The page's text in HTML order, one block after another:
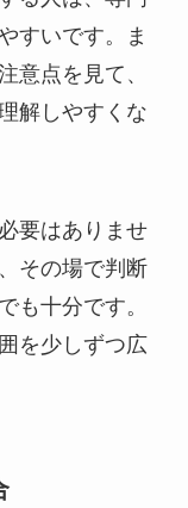
すいです。ま
意点を見て、
解しやすくな
要はありませ
その場で判断
も十分です。
を少しずつ広